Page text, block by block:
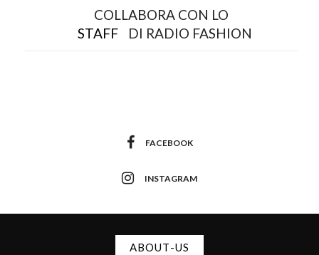
COLLABORA CON LO
STAFF
DI RADIO FASHION
FACEBOOK
INSTAGRAM
ABOUT-US